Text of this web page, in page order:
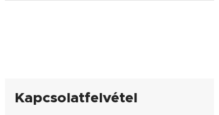
Kapcsolatfelvétel